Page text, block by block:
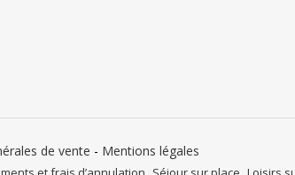
de vente - Mentions légales